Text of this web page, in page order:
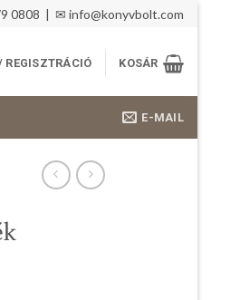
0808 | ✉ info@konyvbolt.com
REGISZTRÁCIÓ KOSÁR
E-MAIL